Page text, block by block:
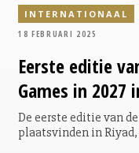
Eerste editie
Games in 2027
De eerste editie van
plaatsvinden in
INTERNATIONAAL
18 FEBRUARI 2025